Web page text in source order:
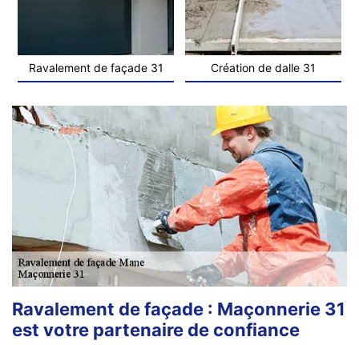
Ravalement de façade 31 Création de dalle 31
Ravalement de façade : Maçonnerie 31
est votre partenaire de confiance